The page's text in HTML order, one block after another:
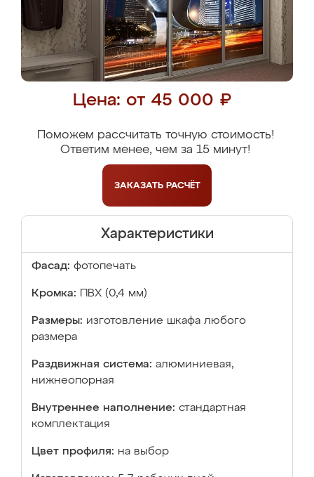
Цена: от 45 000 ₽
Поможем рассчитать точную стоимость!
Ответим менее, чем за 15 минут!
ЗАКАЗАТЬ РАСЧЁТ
Характеристики
Фасад: фотопечать
Кромка: ПВХ (0,4 мм)
Размеры: изготовление шкафа любого
размера
Раздвижная система: алюминиевая,
нижнеопорная
Внутреннее наполнение: стандартная
комплектация
Цвет профиля: на выбор